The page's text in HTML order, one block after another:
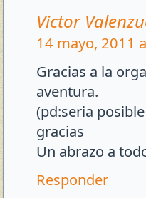
Victor
14 mayo, 2011
Gracias a la
aventura.
(pd:seria
gracias
Un abrazo a
Responder